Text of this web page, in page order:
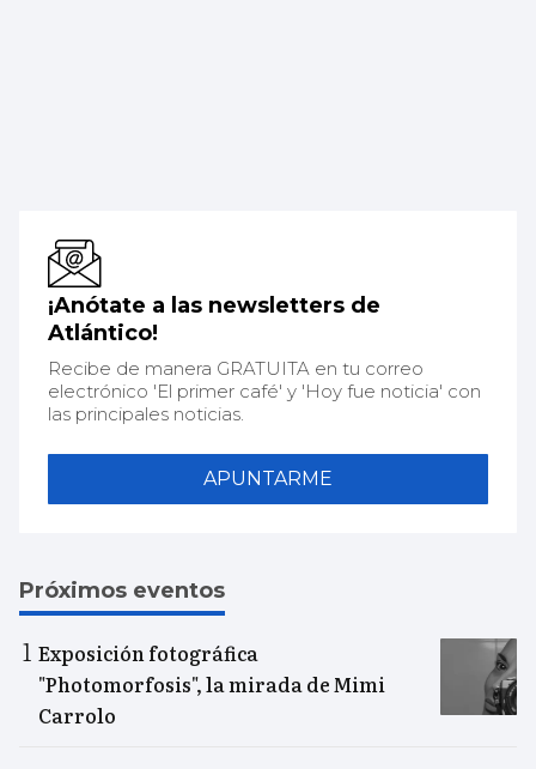
¡Anótate a las newsletters de
Atlántico!
Recibe de manera GRATUITA en tu correo
electrónico 'El primer café' y 'Hoy fue noticia' con
las principales noticias.
APUNTARME
Próximos eventos
Exposición fotográfica
"Photomorfosis", la mirada de Mimi
Carrolo